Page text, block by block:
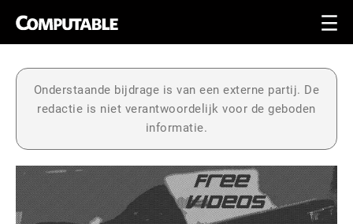
Onderstaande bijdrage is van een externe partij. De
redactie is niet verantwoordelijk voor de geboden
informatie.